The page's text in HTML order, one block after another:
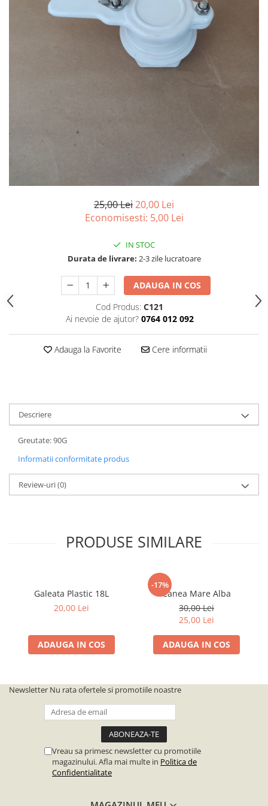
Vopsea/intretinere stupi
25,00 Lei20,00 Lei
Economisesti: 5,00 Lei
IN STOC
Durata de livrare: 2-3 zile lucratoare
ADAUGA IN COS
Cod Produs: C121
Ai nevoie de ajutor? 0764 012 092
Adauga la Favorite Cere informatii
Descriere
Greutate: 90G
Informatii conformitate produs
Review-uri(0)
PRODUSE SIMILARE
Galeata Plastic 18L
20,00 Lei
ADAUGA IN COS
-17%
Canea Mare Alba
30,00 Lei
25,00 Lei
ADAUGA IN COS
Newsletter Nu rata ofertele si promotiile noastre
Vreau sa primesc newsletter cu promotiile
magazinului. Afla mai multe in Politica de
Confidentialitate